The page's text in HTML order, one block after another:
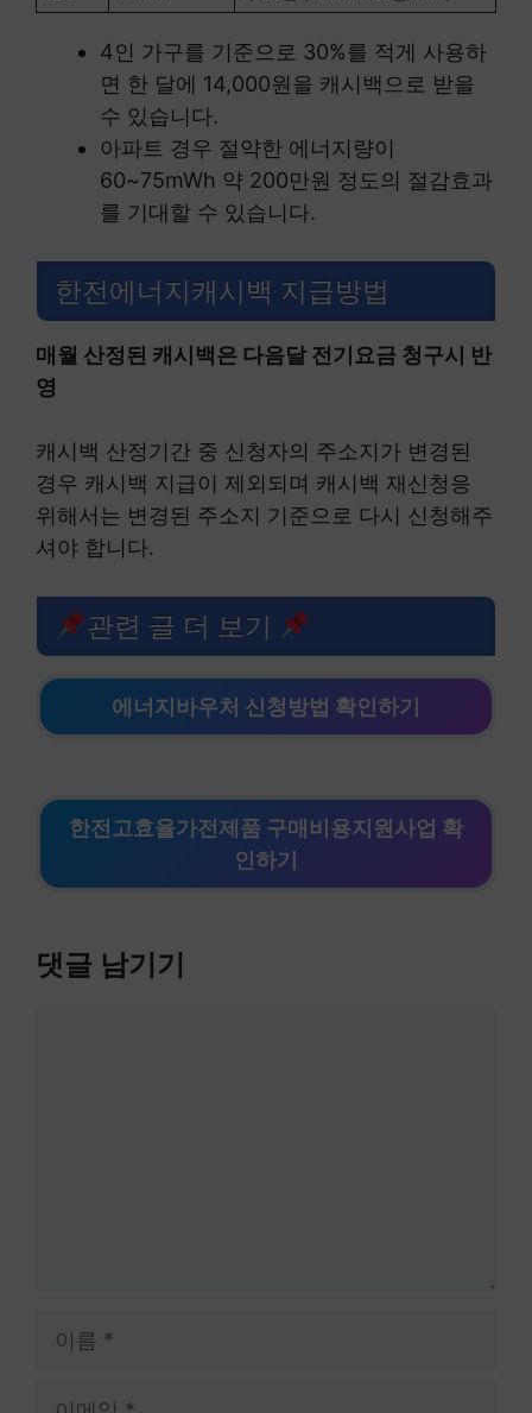
4인 가구를 기준으로 30%를 적게 사용하
면 한 달에 14,000원을 캐시백으로 받을
수 있습니다.
아파트 경우 절약한 에너지량이
60~75mWh 약 200만원 정도의 절감효과
를 기대할 수 있습니다.
한전에너지캐시백 지급방법
매월 산정된 캐시백은 다음달 전기요금 청구시 반
영
캐시백 산정기간 중 신청자의 주소지가 변경된
경우 캐시백 지급이 제외되며 캐시백 재신청응
위해서는 변경된 주소지 기준으로 다시 신청해주
셔야 합니다.
관련 글 더 보기
에너지바우처 신청방법 확인하기
한전고효율가전제품 구매비용지원사업 확
인하기
댓글 남기기